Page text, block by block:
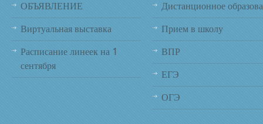
ОБЪЯВЛЕНИЕ
Виртуальная выставка
Расписание линеек на 1
сентября
Дистанционное
Прием в школу
ВПР
ЕГЭ
ОГЭ